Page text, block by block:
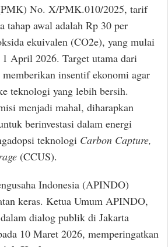
No. X/PMK.010/2025, tarif
tahap awal adalah Rp 30 per
ekuivalen (CO2e), yang mulai
April 2026. Target utama dari
insentif ekonomi agar
teknologi yang lebih bersih.
menjadi mahal, diharapkan
berinvestasi dalam energi
teknologi Carbon Capture,
(CCUS).
Indonesia (APINDO)
keras. Ketua Umum APINDO,
dialog publik di Jakarta
10 Maret 2026, memperingatkan